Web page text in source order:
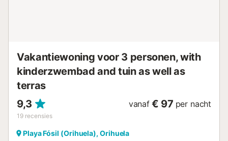
Vakantiewoning voor 3 personen, with
kinderzwembad and tuin as well as
terras
9,3
19 recensies
vanaf € 97 per nacht
Playa Fósil (Orihuela), Orihuela